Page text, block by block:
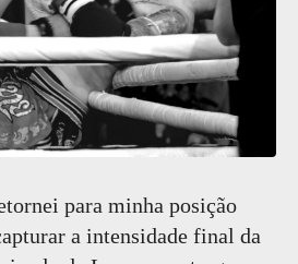
para minha posição
a intensidade final da